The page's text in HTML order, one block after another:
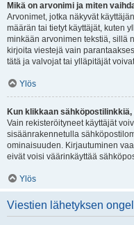
Mikä on arvonimi ja miten
Arvonimet, jotka näkyvät
määrän tai tietyt käyttäjät, kuten
minkään arvonimen tekstiä, sillä
kirjoita viestejä vain
tätä ja valvojat tai ylläpitäjät
Ylös
Kun klikkaan
Vain rekisteröityneet käyttäjät
sisäänrakennetulla
ominaisuuden. Kirjautuminen
eivät voisi väärinkäyttää
Ylös
Viestien lähetyksen